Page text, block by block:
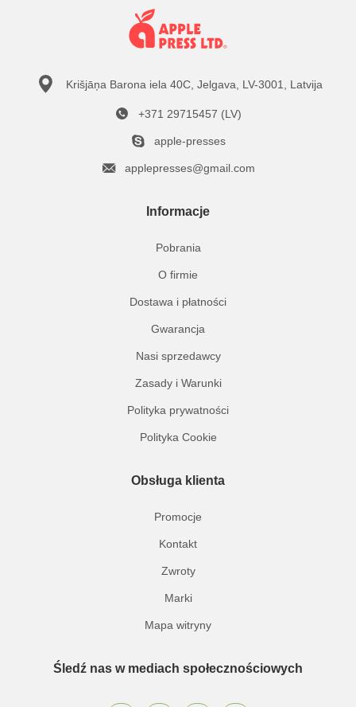
Krišjāņa Barona iela 40C, Jelgava, LV-3001, Latvija
+371 29715457 (LV)
apple-presses
applepresses@gmail.com
Informacje
Pobrania
O firmie
Dostawa i płatności
Gwarancja
Nasi sprzedawcy
Zasady i Warunki
Polityka prywatności
Polityka Cookie
Obsługa klienta
Promocje
Kontakt
Zwroty
Marki
Mapa witryny
Śledź nas w mediach społecznościowych